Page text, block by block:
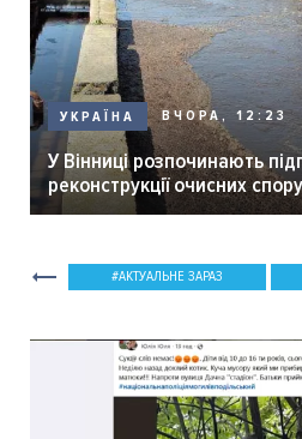
УКРАЇНА ВЧОРА, 12:23
У Вінниці розпочинають
реконструкції очисних
мер Вінниці.
АКТУАЛЬНЕ ЗАРАЗ